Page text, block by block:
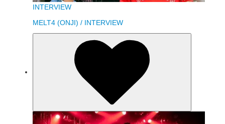
INTERVIEW
MELT4 (ONJI) / INTERVIEW